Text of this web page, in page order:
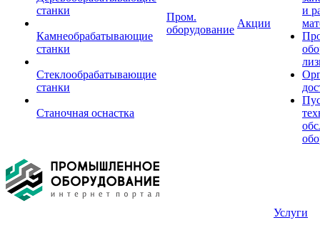
станки
Камнеобрабатывающие
станки
Стеклообрабатывающие
станки
Станочная оснастка
Пром.
оборудование
Акции
и
Услуги